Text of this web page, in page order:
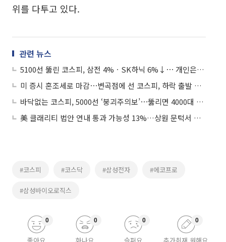
위를 다투고 있다.
관련 뉴스
5100선 뚫린 코스피, 삼전 4%ㆍSK하닉 6%↓⋯ 개인은 ‘사자’세
미 증시 혼조세로 마감⋯변곡점에 선 코스피, 하락 출발 전망돼
바닥없는 코스피, 5000선 ‘붕괴주의보’⋯뚫리면 4000대 초반까지 갈 수도
美 클래리티 법안 연내 통과 가능성 13%…상원 문턱서 제동
#코스피 #코스닥 #삼성전자 #에코프로
#삼성바이오로직스
0 0 0 0